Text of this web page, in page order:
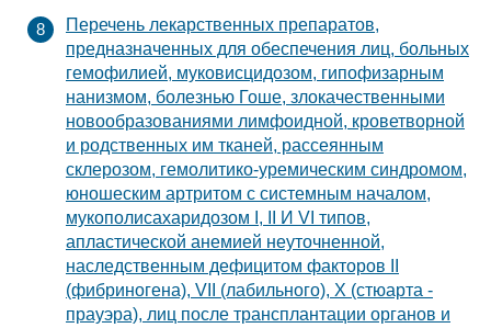
Перечень лекарственных препаратов,
предназначенных для обеспечения лиц, больных
гемофилией, муковисцидозом, гипофизарным
нанизмом, болезнью Гоше, злокачественными
новообразованиями лимфоидной, кроветворной
и родственных им тканей, рассеянным
склерозом, гемолитико-уремическим синдромом,
юношеским артритом с системным началом,
мукополисахаридозом I, II И VI типов,
апластической анемией неуточненной,
наследственным дефицитом факторов II
(фибриногена), VII (лабильного), X (стюарта -
прауэра), лиц после трансплантации органов и